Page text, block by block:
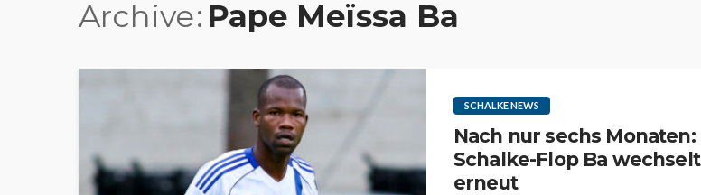
Archive Pape Meïssa Ba
SCHALKE NEWS
Nach nur sechs Monaten:
Schalke-Flop Ba wechselt
erneut